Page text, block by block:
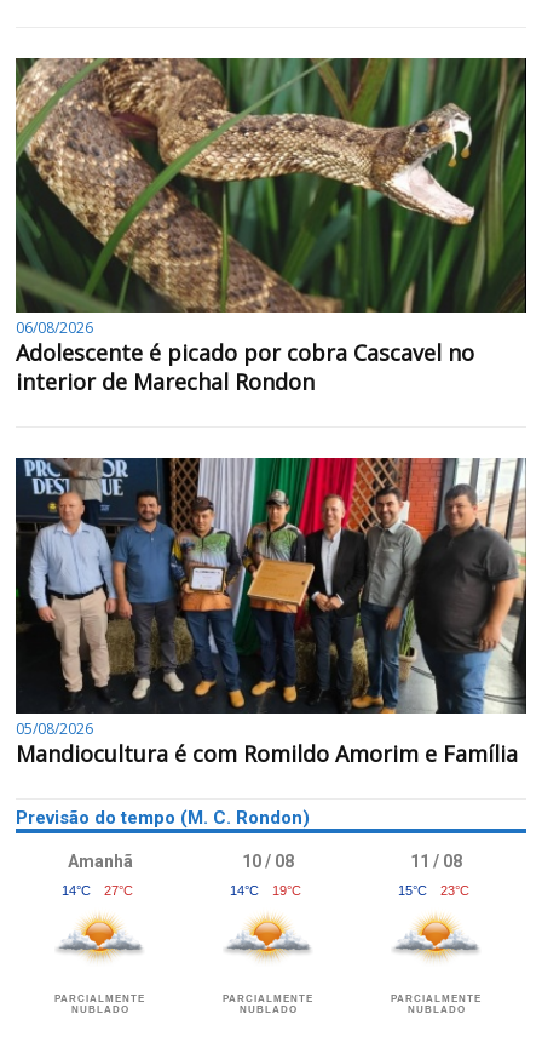
06/08/2026
Adolescente é picado por cobra Cascavel no
interior de Marechal Rondon
05/08/2026
Mandiocultura é com Romildo Amorim e Família
Previsão do tempo (M. C. Rondon)
Amanhã
14°C 27°C
PARCIALMENTE
NUBLADO
10 / 08
14°C 19°C
PARCIALMENTE
NUBLADO
11 / 08
15°C 23°C
PARCIALMENTE
NUBLADO